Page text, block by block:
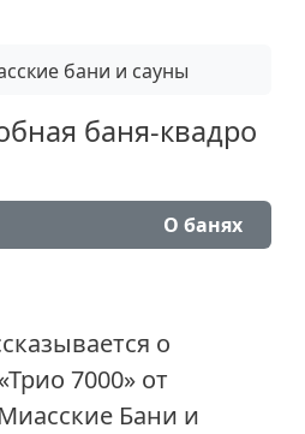
баня-квадро
О банях
о
7000» от
Бани и